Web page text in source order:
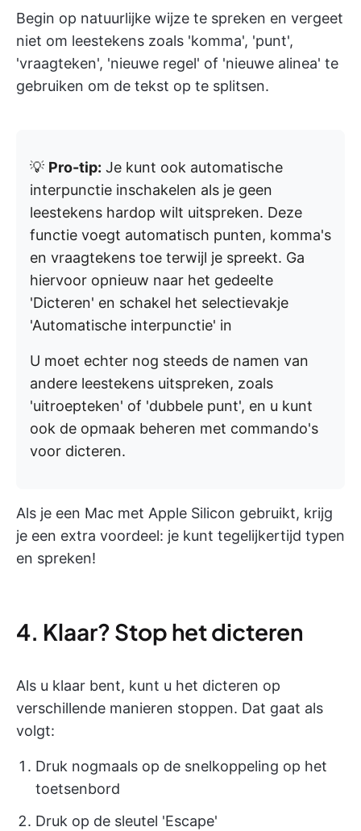
Begin op natuurlijke wijze te spreken en vergeet
niet om leestekens zoals 'komma', 'punt',
'vraagteken', 'nieuwe regel' of 'nieuwe alinea' te
gebruiken om de tekst op te splitsen.
💡 Pro-tip: Je kunt ook automatische
interpunctie inschakelen als je geen
leestekens hardop wilt uitspreken. Deze
functie voegt automatisch punten, komma's
en vraagtekens toe terwijl je spreekt. Ga
hiervoor opnieuw naar het gedeelte
'Dicteren' en schakel het selectievakje
'Automatische interpunctie' in
U moet echter nog steeds de namen van
andere leestekens uitspreken, zoals
'uitroepteken' of 'dubbele punt', en u kunt
ook de opmaak beheren met commando's
voor dicteren.
Als je een Mac met Apple Silicon gebruikt, krijg
je een extra voordeel: je kunt tegelijkertijd typen
en spreken!
4. Klaar? Stop het dicteren
Als u klaar bent, kunt u het dicteren op
verschillende manieren stoppen. Dat gaat als
volgt:
Druk nogmaals op de snelkoppeling op het
toetsenbord
Druk op de sleutel 'Escape'